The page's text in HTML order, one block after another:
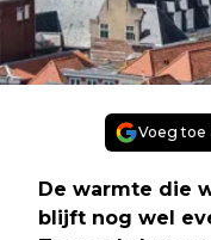
Voeg toe
De warmte die
blijft nog wel